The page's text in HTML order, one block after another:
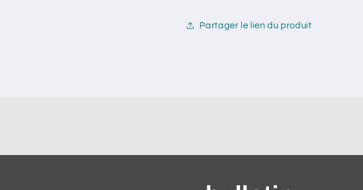
Partager le lien du produit